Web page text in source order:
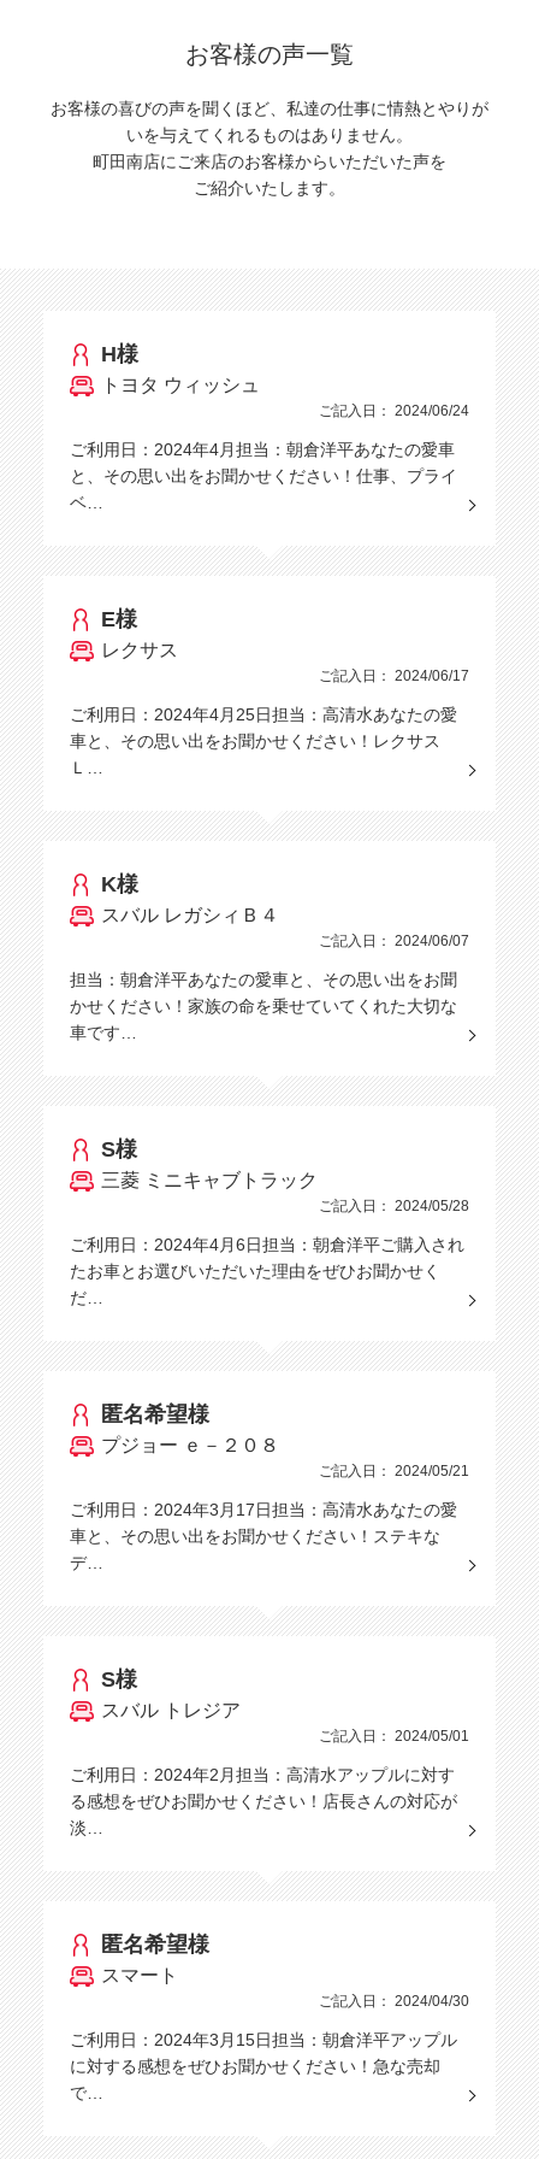
お客様の声一覧
お客様の喜びの声を聞くほど、私達の仕事に情熱とやりが
いを与えてくれるものはありません。
町田南店にご来店のお客様からいただいた声を
ご紹介いたします。
H様
トヨタ ウィッシュ
ご記入日： 2024/06/24
ご利用日：2024年4月担当：朝倉洋平あなたの愛車
と、その思い出をお聞かせください！仕事、プライ
ベ…
E様
レクサス
ご記入日： 2024/06/17
ご利用日：2024年4月25日担当：高清水あなたの愛
車と、その思い出をお聞かせください！レクサス
Ｌ…
K様
スバル レガシィＢ４
ご記入日： 2024/06/07
担当：朝倉洋平あなたの愛車と、その思い出をお聞
かせください！家族の命を乗せていてくれた大切な
車です…
S様
三菱 ミニキャブトラック
ご記入日： 2024/05/28
ご利用日：2024年4月6日担当：朝倉洋平ご購入され
たお車とお選びいただいた理由をぜひお聞かせく
だ…
匿名希望様
プジョー ｅ－２０８
ご記入日： 2024/05/21
ご利用日：2024年3月17日担当：高清水あなたの愛
車と、その思い出をお聞かせください！ステキな
デ…
S様
スバル トレジア
ご記入日： 2024/05/01
ご利用日：2024年2月担当：高清水アップルに対す
る感想をぜひお聞かせください！店長さんの対応が
淡…
匿名希望様
スマート
ご記入日： 2024/04/30
ご利用日：2024年3月15日担当：朝倉洋平アップル
に対する感想をぜひお聞かせください！急な売却
で…